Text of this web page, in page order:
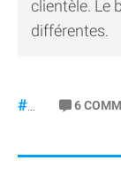
clientèle. Le
différentes.
6